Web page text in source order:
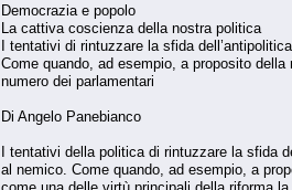
Democrazia e popolo
La cattiva coscienza della nostra politica
I tentativi di rintuzzare la sfida
Come quando, ad esempio, a proposito
numero dei parlamentari
Di Angelo Panebianco
I tentativi della politica di rintuzzare la sfida
al nemico. Come quando, ad esempio, a